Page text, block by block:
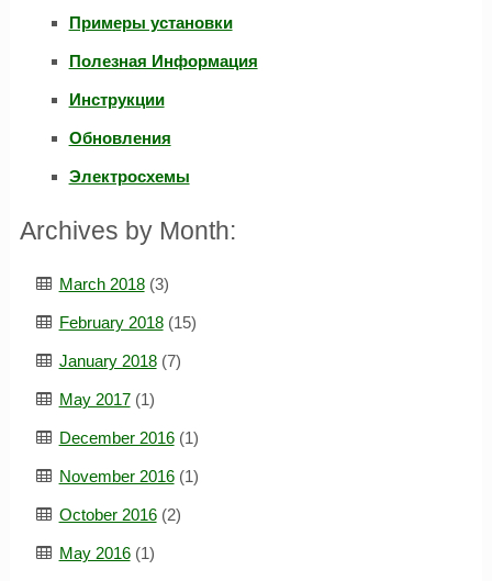
Примеры установки
Полезная Информация
Инструкции
Обновления
Электросхемы
Archives by Month:
March 2018(3)
February 2018(15)
January 2018(7)
May 2017(1)
December 2016(1)
November 2016(1)
October 2016(2)
May 2016(1)